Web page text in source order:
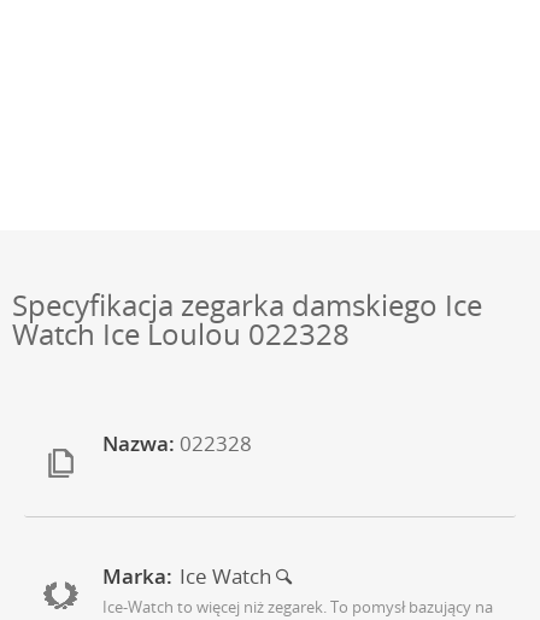
Specyfikacja zegarka damskiego Ice
Watch Ice Loulou 022328
Nazwa: 022328
Marka: Ice Watch
Ice-Watch to więcej niż zegarek. To pomysł bazujący na